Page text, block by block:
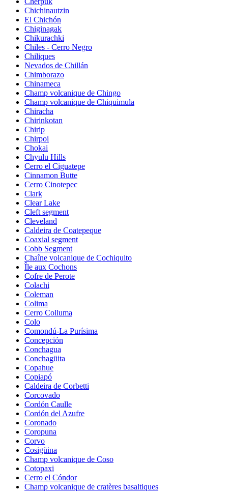
Chichinautzin
El Chichón
Chiginagak
Chikurachki
Chiles - Cerro Negro
Chiliques
Nevados de Chillán
Chimborazo
Chinameca
Champ volcanique de Chingo
Champ volcanique de Chiquimula
Chiracha
Chirinkotan
Chirip
Chirpoi
Chokai
Chyulu Hills
Cerro el Ciguatepe
Cinnamon Butte
Cerro Cinotepec
Clark
Clear Lake
Cleft segment
Cleveland
Caldeira de Coatepeque
Coaxial segment
Cobb Segment
Chaîne volcanique de Cochiquito
Île aux Cochons
Cofre de Perote
Colachi
Coleman
Colima
Cerro Colluma
Colo
Comondú-La Purísima
Concepción
Conchagua
Conchagüita
Copahue
Copiapó
Caldeira de Corbetti
Corcovado
Cordón Caulle
Cordón del Azufre
Coronado
Coropuna
Corvo
Cosigüina
Champ volcanique de Coso
Cotopaxi
Cerro el Cóndor
Champ volcanique de cratères basaltiques